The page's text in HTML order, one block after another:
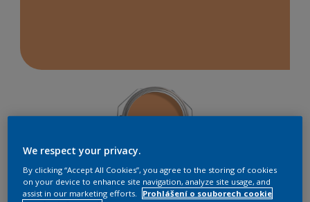
Najít výrobek v tomto odstínu
We respect your privacy.
By clicking “Accept All Cookies”, you agree to the storing of cookies
on your device to enhance site navigation, analyze site usage, and
assist in our marketing efforts.
Prohlášení o souborech cookie